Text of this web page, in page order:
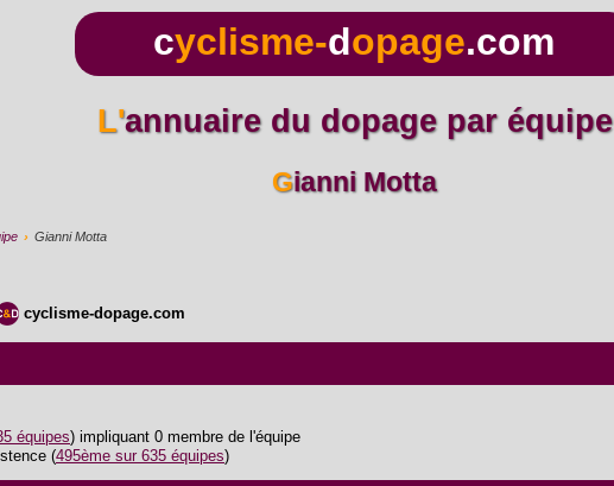
cyclisme-dopage.com
L'annuaire du dopage par équipe
Gianni Motta
› Gianni Motta
cyclisme-dopage.com
équipes) impliquant 0 membre de l'équipe
(495ème sur 635 équipes)